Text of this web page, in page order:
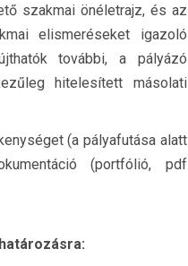
szakmai önéletrajz, és az
elismeréseket igazoló
további, a pályázó
hitelesített másolati
(a pályafutása alatt
(portfólió, pdf